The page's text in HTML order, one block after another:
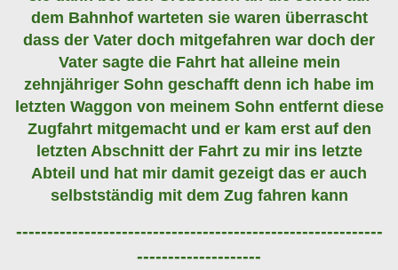
dem Bahnhof warteten sie waren überrascht
dass der Vater doch mitgefahren war doch der
Vater sagte die Fahrt hat alleine mein
zehnjähriger Sohn geschafft denn ich habe im
letzten Waggon von meinem Sohn entfernt diese
Zugfahrt mitgemacht und er kam erst auf den
letzten Abschnitt der Fahrt zu mir ins letzte
Abteil und hat mir damit gezeigt das er auch
selbstständig mit dem Zug fahren kann
-----------------------------------------------------------
--------------------